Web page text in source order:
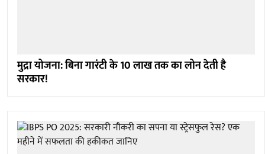
मुद्रा योजना: बिना गारंटी के 10 लाख तक का लोन देती है
सरकार!